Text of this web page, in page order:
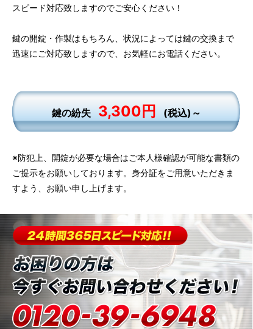
スピード対応致しますのでご安心ください！
鍵の開錠・作製はもちろん、状況によっては鍵の交換まで
迅速にご対応致しますので、お気軽にお電話ください。
鍵の紛失 3,300円 (税込)～
※防犯上、開錠が必要な場合はご本人様確認が可能な書類の
ご提示をお願いしております。身分証をご用意いただきま
すよう、お願い申し上げます。